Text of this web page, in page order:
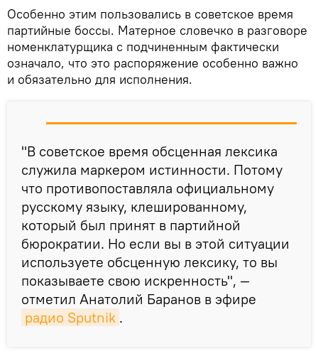
Особенно этим пользовались в советское время
партийные боссы. Матерное словечко в разговоре
номенклатурщика с подчиненным фактически
означало, что это распоряжение особенно важно
и обязательно для исполнения.
"В советское время обсценная лексика
служила маркером истинности. Потому
что противопоставляла официальному
русскому языку, клешированному,
который был принят в партийной
бюрократии. Но если вы в этой ситуации
используете обсценную лексику, то вы
показываете свою искренность", —
отметил Анатолий Баранов в эфире
радио Sputnik .